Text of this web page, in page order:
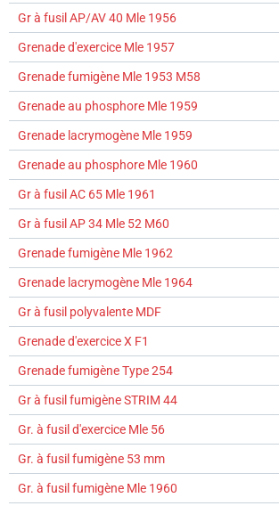
Gr à fusil AP/AV 40 Mle 1956
Grenade d'exercice Mle 1957
Grenade fumigène Mle 1953 M58
Grenade au phosphore Mle 1959
Grenade lacrymogène Mle 1959
Grenade au phosphore Mle 1960
Gr à fusil AC 65 Mle 1961
Gr à fusil AP 34 Mle 52 M60
Grenade fumigène Mle 1962
Grenade lacrymogène Mle 1964
Gr à fusil polyvalente MDF
Grenade d'exercice X F1
Grenade fumigène Type 254
Gr à fusil fumigène STRIM 44
Gr. à fusil d'exercice Mle 56
Gr. à fusil fumigène 53 mm
Gr. à fusil fumigène Mle 1960